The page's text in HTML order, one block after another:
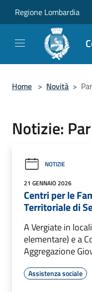
Regione Lombardia
Home > Novità >
Notizie:
NOTIZIE
21 GENNAIO 2026
Centri per le
Territoriale di
A Vergiate in
elementare) e a
Aggregazione
Assistenza sociale